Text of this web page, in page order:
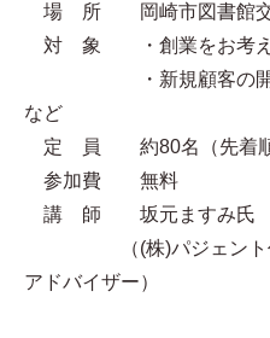
場 所 岡崎市図書館交
対 象 ・創業をお考え
・新規顧客の開拓な
など
定 員 約80名（先着順
参加費 無料
講 師 坂元ますみ氏
（(株)パジェント代表
アドバイザー）